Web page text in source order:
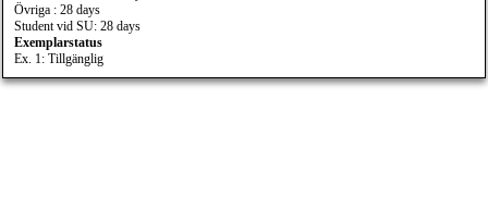
Övriga : 28 days
Student vid SU: 28 days
Exemplarstatus
Ex. 1: Tillgänglig